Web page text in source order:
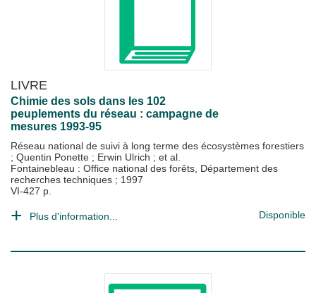
LIVRE
Chimie des sols dans les 102
peuplements du réseau : campagne de
mesures 1993-95
Réseau national de suivi à long terme des écosystèmes forestiers
; Quentin Ponette ; Erwin Ulrich ; et al.
Fontainebleau : Office national des forêts, Département des
recherches techniques ; 1997
VI-427 p.
Plus d'information... Disponible